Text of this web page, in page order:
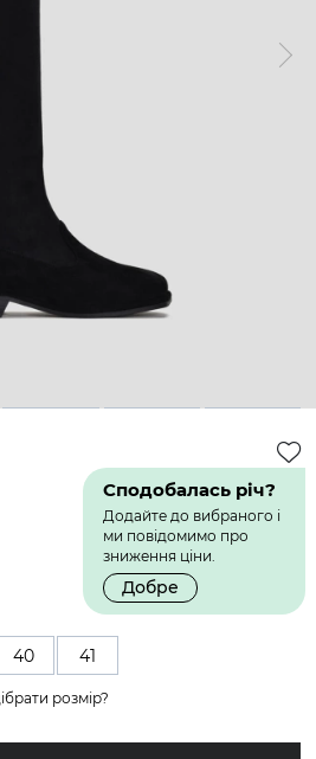
3 4 5
Сподобалась річ?
Додайте до вибраного і
ми повідомимо про
зниження ціни.
Добре
40 41
розмір?